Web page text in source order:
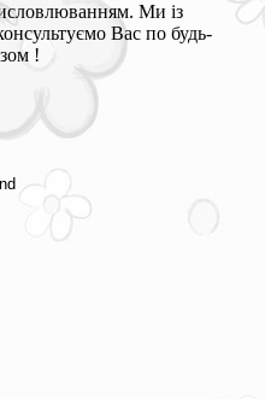
Ми із
Вас по будь-
!